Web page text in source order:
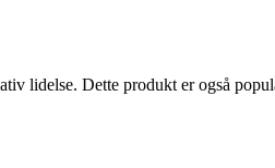
lidelse. Dette produkt er også